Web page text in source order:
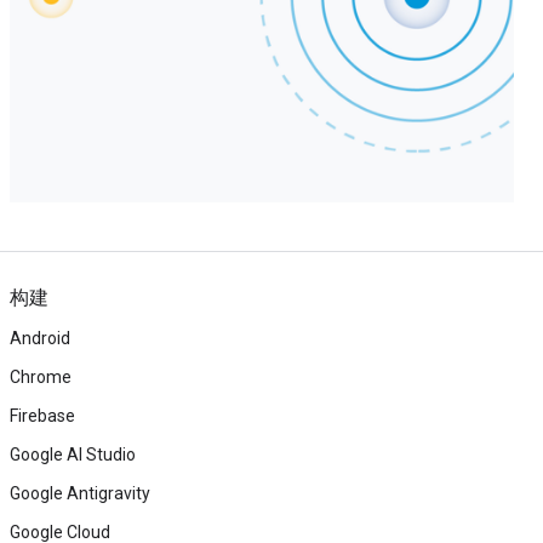
构建
Android
Chrome
Firebase
Google AI Studio
Google Antigravity
Google Cloud